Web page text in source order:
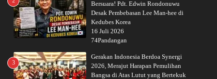
Bersuara! Pdt. Edwin Rondonuwu
Desak Pembebasan Lee Man-hee di
Kedubes Korea
16 Juli 2026
74Pandangan
3
Gerakan Indonesia Berdoa Synergi
2026, Merajut Harapan Pemulihan
Bangsa di Atas Lutut yang Bertekuk